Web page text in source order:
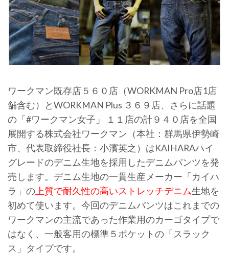
ワークマン既存店５６０店（WORKMAN Pro店1店
舗含む）とWORKMAN Plus ３６９店、さらに話題
の「#ワークマン女子」 １１店の計９４０店を全国
展開する株式会社ワークマン（本社：群馬県伊勢崎
市、代表取締役社長：小濱英之）はKAIHARAハイ
グレードのデニム生地を採用したデニムパンツを発
売します。デニム生地の一貫生産メーカー「カイハ
ラ」の 上質で耐久性の高いストレッチデニム生地を
初めて使います。今回のデニムパンツはこれまでの
ワークマンの主流であった作業用のカーゴタイプで
はなく、一般客用の標準５ポケットの「スラック
ス」タイプです。